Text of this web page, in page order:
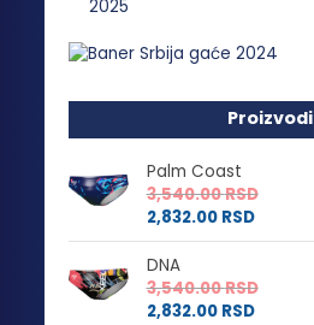
Proizvodi
Palm Coast
3,540.00RSD
2,832.00 RSD
DNA
3,540.00RSD
2,832.00 RSD